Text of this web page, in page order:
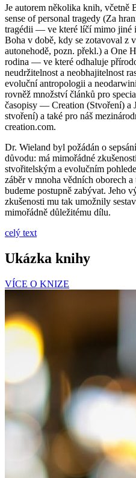
Je autorem několika knih, včetně
sense of personal tragedy (Za
tragédii — ve které líčí mimo jiné
Boha v době, kdy se zotavoval z
autonehodě, pozn. překl.) a One
rodina — ve které odhaluje
neudržitelnost a neobhajitelnost
evoluční antropologii a
rovněž množství článků pro
časopisy — Creation (Stvoření) a
stvoření) a také pro náš
creation.com.
Dr. Wieland byl požádán o
důvodu: má mimořádné
stvořitelským a evolučním
záběr v mnoha vědních oborech
budeme postupně zabývat. Jeho
zkušenosti mu tak umožnily
mimořádně důležitému dílu.
celý text
Ukázka knihy
VÍCE O KNIZE